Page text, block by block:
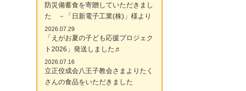
防災備蓄食を寄贈していただきまし
た －「日新電子工業(株)」様より
2026.07.29
「えがお夏の子ども応援プロジェク
ト2026」発送しました♬
2026.07.16
立正佼成会八王子教会さまよりたく
さんの食品をいただきました